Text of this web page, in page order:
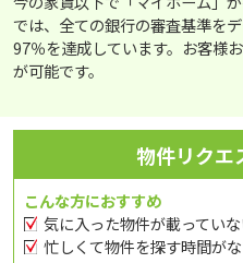
では、全ての銀行の審査基準を
97％を達成しています。お客様
が可能です。
物件リクエ
こんな方におすすめ
気に入った物件が載ってい
忙しくて物件を探す時間が